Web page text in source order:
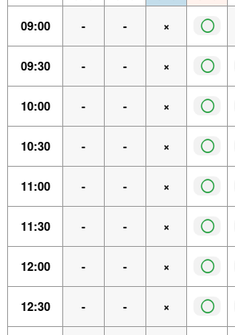
09:00 - - × ◯
09:30 - - × ◯
10:00 - - × ◯
10:30 - - × ◯
11:00 - - × ◯
11:30 - - × ◯
12:00 - - × ◯
12:30 - - × ◯